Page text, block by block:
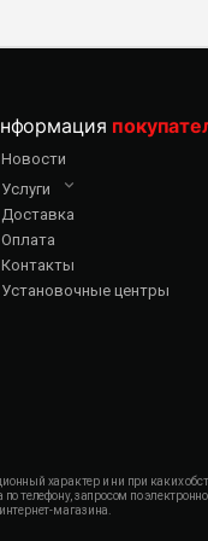
Новости
Услуги
Доставка
Оплата
Контакты
Установочные центры
характер и ни при каких
телефону, запросом по
магазина.